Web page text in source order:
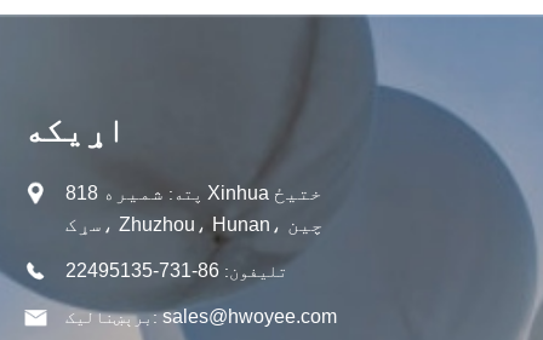
اړیکه
پته:
شمیره 818 Xinhua ختیځ
سړک، Zhuzhou، Hunan، چین
تلیفون: 86-731-22495135
برېښناليک: sales@hwoyee.com